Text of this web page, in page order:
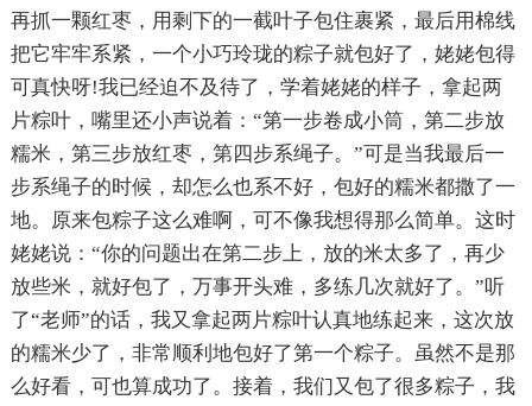
再抓一颗红枣，用剩下的一截叶子包住裹紧，最后用棉线
把它牢牢系紧，一个小巧玲珑的粽子就包好了，姥姥包得
可真快呀!我已经迫不及待了，学着姥姥的样子，拿起两
片粽叶，嘴里还小声说着：“第一步卷成小筒，第二步放
糯米，第三步放红枣，第四步系绳子。”可是当我最后一
步系绳子的时候，却怎么也系不好，包好的糯米都撒了一
地。原来包粽子这么难啊，可不像我想得那么简单。这时
姥姥说：“你的问题出在第二步上，放的米太多了，再少
放些米，就好包了，万事开头难，多练几次就好了。”听
了“老师”的话，我又拿起两片粽叶认真地练起来，这次放
的糯米少了，非常顺利地包好了第一个粽子。虽然不是那
么好看，可也算成功了。接着，我们又包了很多粽子，我